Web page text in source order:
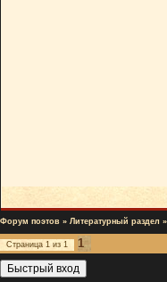
Форум поэтов » Литературный раздел »
Страница 1 из 1
1